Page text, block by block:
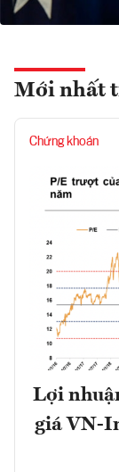
Mới nhất
Chứng khoán
Lợi
giá VN-